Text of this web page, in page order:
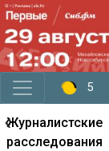
5
Журналистские
расследования
‹